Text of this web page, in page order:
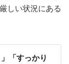
しい状況にある
「すっかり